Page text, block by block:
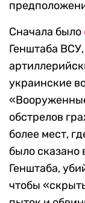
Сначала было
Генштаба
украинские
обстрелов
более мест,
было
Генштаба,
чтобы